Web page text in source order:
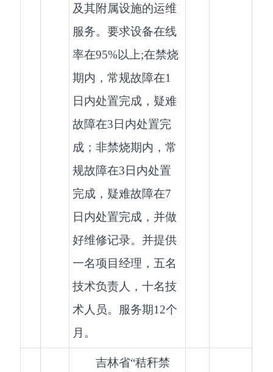
及其附属设施的运维
服务。要求设备在线
率在95%以上;在禁烧
期内，常规故障在1
日内处置完成，疑难
故障在3日内处置完
成；非禁烧期内，常
规故障在3日内处置
完成，疑难故障在7
日内处置完成，并做
好维修记录。并提供
一名项目经理，五名
技术负责人，十名技
术人员。服务期12个
月。
吉林省“秸秆禁